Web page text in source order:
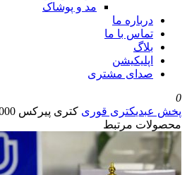
مد و پوشاک
درباره ما
تماس با ما
بلاگ
اپلیکیشن
صدای مشتری
0
پخش عبدیکتری قوری کتری پیرکس 1000 میل دسته بامبو کد 354
محصولات مرتبط